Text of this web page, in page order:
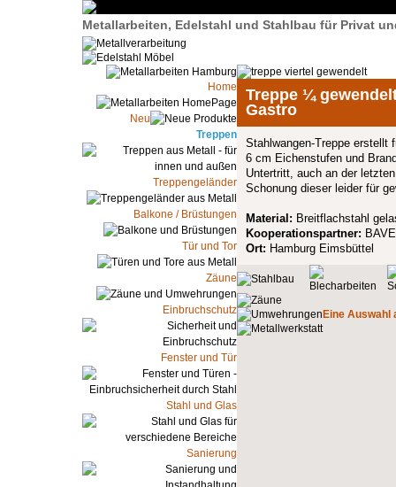
Metallarbeiten, Edelstahl und Stahlbau für Privat
Home
Neu
Treppen
Treppengeländer
Balkone / Brüstungen
Tür und Tor
Zäune
Einbruchschutz
Fenster und Tür
Stahl und Glas
Sanierung
Treppe ¼
Gastro
Stahlwangen-Treppe erstellt
6 cm Eichenstufen und
Untertritt, auch an der
Schonung dieser leider für
Material: Breitflachstahl
Kooperationspartner:
Ort: Hamburg Eimsbüttel
Eine Auswahl